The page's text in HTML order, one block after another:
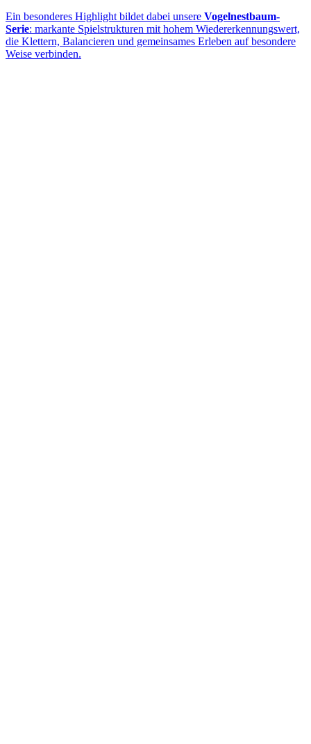
Ein besonderes Highlight bildet dabei unsere Vogelnestbaum-
Serie: markante Spielstrukturen mit hohem Wiedererkennungswert,
die Klettern, Balancieren und gemeinsames Erleben auf besondere
Weise verbinden.